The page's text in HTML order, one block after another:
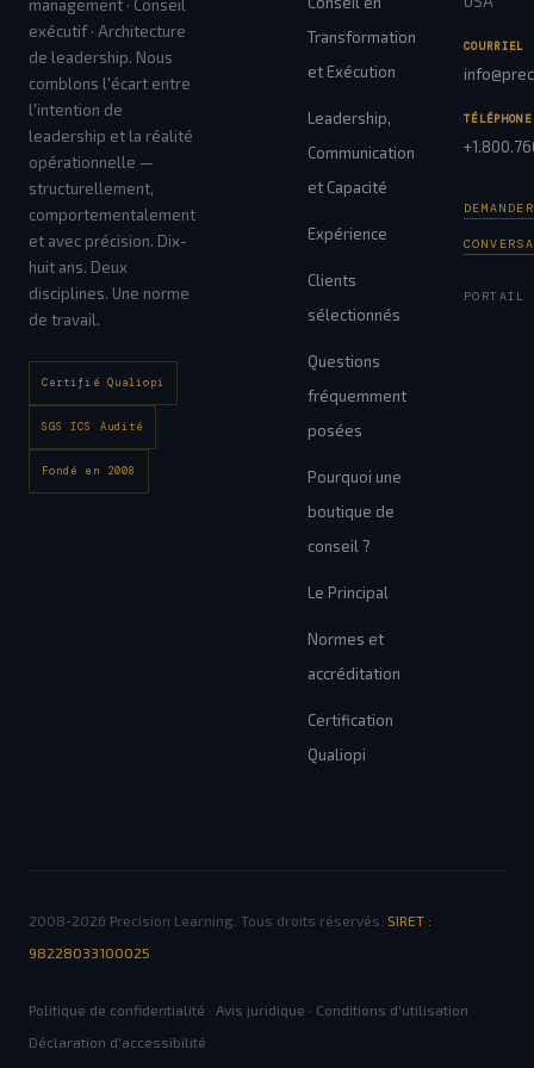
management · Conseil
exécutif · Architecture
de leadership. Nous
comblons l'écart entre
l'intention de
leadership et la réalité
opérationnelle —
structurellement,
comportementalement
et avec précision. Dix-
huit ans. Deux
disciplines. Une norme
de travail.
Certifié Qualiopi
SGS ICS Audité
Fondé en 2008
Transformation
et Exécution
Leadership,
Communication
et Capacité
Expérience
Clients
sélectionnés
Questions
fréquemment
posées
Pourquoi une
boutique de
conseil ?
Le Principal
Normes et
accréditation
Certification
Qualiopi
COURRIEL
TÉLÉPHONE
PORTAIL
2008-2026 Precision Learning. Tous droits réservés. SIRET :
98228033100025
Politique de confidentialité · Avis juridique · Conditions d'utilisation ·
Déclaration d'accessibilité